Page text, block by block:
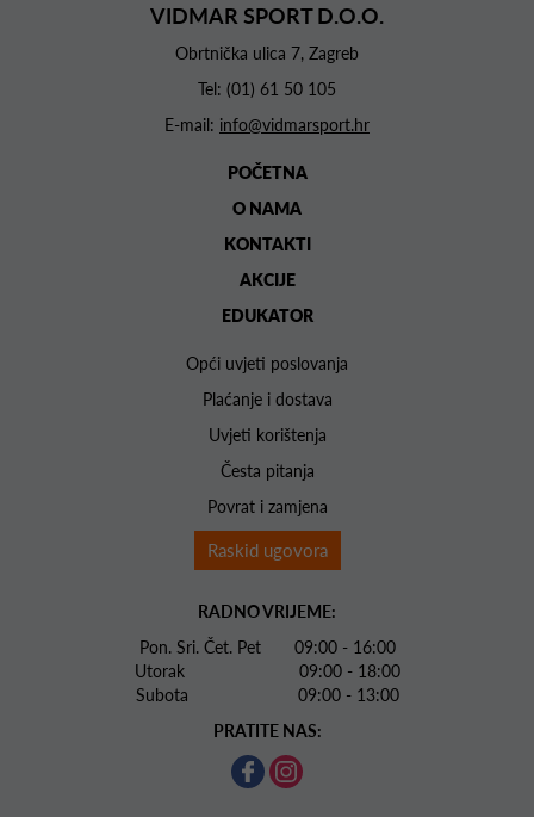
VIDMAR SPORT D.O.O.
Obrtnička ulica 7, Zagreb
Tel: (01) 61 50 105
E-mail: info@vidmarsport.hr
POČETNA
O NAMA
KONTAKTI
AKCIJE
EDUKATOR
Opći uvjeti poslovanja
Plaćanje i dostava
Uvjeti korištenja
Česta pitanja
Povrat i zamjena
Raskid ugovora
RADNO VRIJEME:
Pon. Sri. Čet. Pet 09:00 - 16:00
Utorak 09:00 - 18:00
Subota 09:00 - 13:00
PRATITE NAS: